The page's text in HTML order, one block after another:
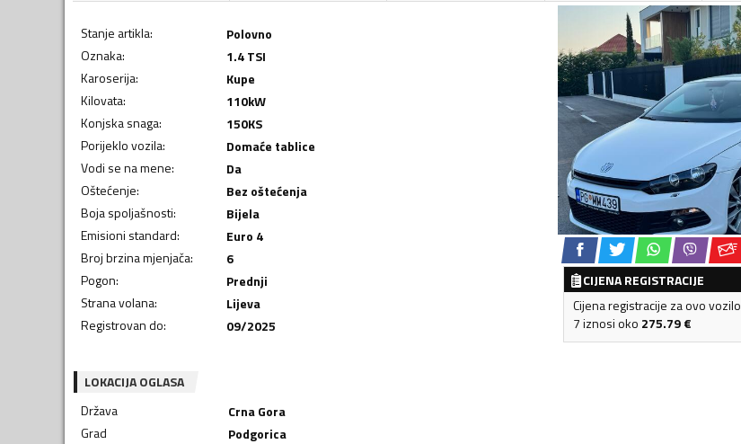
Stanje artikla:
Polovno
Oznaka:
1.4 TSI
Karoserija:
Kupe
Kilovata: 110kW
Konjska snaga: 150KS
Porijeklo vozila:
Domaće tablice
Vodi se na mene:
Da
Oštećenje:
Bez oštećenja
Boja spoljašnosti:
Bijela
Emisioni standard:
Euro 4
Broj brzina mjenjača:
6
Pogon:
Prednji
Strana volana:
Lijeva
Registrovan do: 09/2025
CIJENA REGISTRACIJE
Cijena registracije za ovo
7 iznosi oko 275.79€
LOKACIJA OGLASA
Država
Crna Gora
Grad
Podgorica